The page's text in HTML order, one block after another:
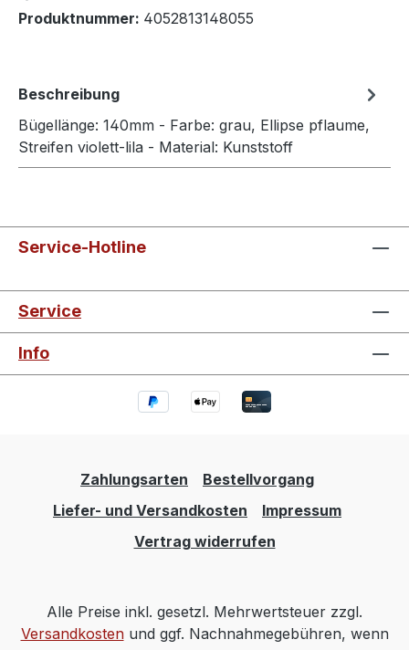
Produktnummer: 4052813148055
Beschreibung
Bügellänge: 140mm - Farbe: grau, Ellipse pflaume,
Streifen violett-lila - Material: Kunststoff
Service-Hotline
Service
Info
Zahlungsarten
Bestellvorgang
Liefer- und Versandkosten
Impressum
Vertrag widerrufen
Alle Preise inkl. gesetzl. Mehrwertsteuer zzgl.
Versandkostenund ggf. Nachnahmegebühren, wenn